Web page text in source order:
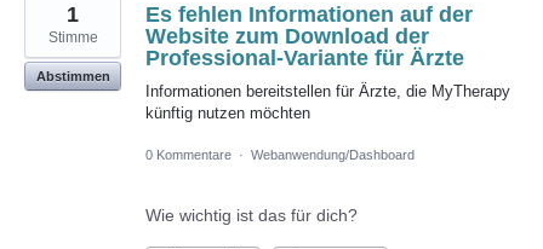
Es fehlen Informationen auf der
Website zum Download der
Professional-Variante für Ärzte
Informationen bereitstellen für Ärzte, die MyTherapy
künftig nutzen möchten
1
Stimme
Abstimmen
0 Kommentare · Webanwendung/Dashboard
Wie wichtig ist das für dich?